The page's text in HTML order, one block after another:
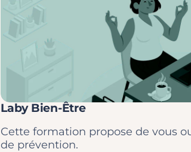
Laby Bien-Être
Cette formation propose de vous
de prévention.